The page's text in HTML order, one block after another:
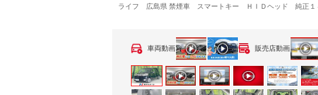
ライフ 広島県 禁煙車 スマートキー ＨＩＤヘッド 純正１
車両動画 販売店動画